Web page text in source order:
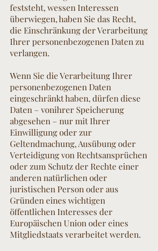
feststeht, wessen Interessen
überwiegen, haben Sie das Recht,
die Einschränkung der Verarbeitung
Ihrer personenbezogenen Daten zu
verlangen.
Wenn Sie die Verarbeitung Ihrer
personenbezogenen Daten
eingeschränkt haben, dürfen diese
Daten – vonihrer Speicherung
abgesehen – nur mit Ihrer
Einwilligung oder zur
Geltendmachung, Ausübung oder
Verteidigung von Rechtsansprüchen
oder zum Schutz der Rechte einer
anderen natürlichen oder
juristischen Person oder aus
Gründen eines wichtigen
öffentlichen Interesses der
Europäischen Union oder eines
Mitgliedstaats verarbeitet werden.